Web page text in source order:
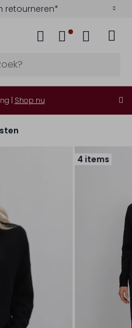
retourneren*
| Shop nu
4 items